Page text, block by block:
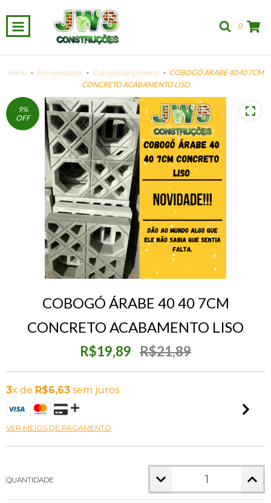
0
Início - Pré-moldados - Cobogós de Cimento - COBOGÓ ÁRABE 40 40 7CM
CONCRETO ACABAMENTO LISO
9%
OFF
COBOGÓ ÁRABE 40 40 7CM
CONCRETO ACABAMENTO LISO
R$19,89 R$21,89
3x de R$6,63 sem juros
VER MEIOS DE PAGAMENTO
QUANTIDADE